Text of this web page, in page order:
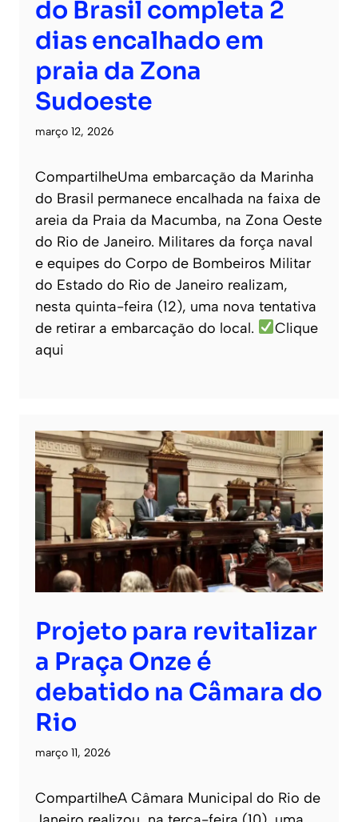
do Brasil completa 2
dias encalhado em
praia da Zona
Sudoeste
março 12, 2026
CompartilheUma embarcação da Marinha
do Brasil permanece encalhada na faixa de
areia da Praia da Macumba, na Zona Oeste
do Rio de Janeiro. Militares da força naval
e equipes do Corpo de Bombeiros Militar
do Estado do Rio de Janeiro realizam,
nesta quinta-feira (12), uma nova tentativa
de retirar a embarcação do local.
Clique
aqui
Projeto para revitalizar
a Praça Onze é
debatido na Câmara do
Rio
março 11, 2026
CompartilheA Câmara Municipal do Rio de